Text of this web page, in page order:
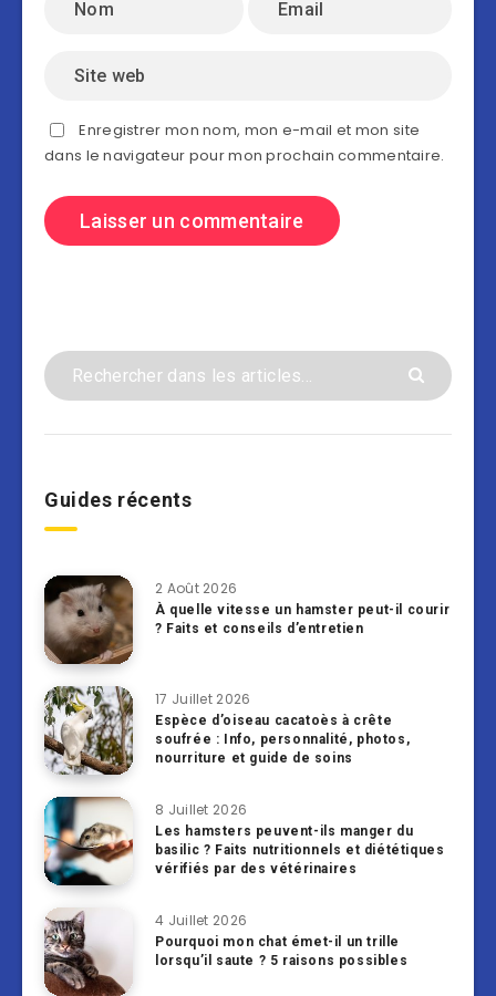
Enregistrer mon nom, mon e-mail et mon site
dans le navigateur pour mon prochain commentaire.
Guides récents
2 Août 2026
À quelle vitesse un hamster peut-il courir
? Faits et conseils d’entretien
17 Juillet 2026
Espèce d’oiseau cacatoès à crête
soufrée : Info, personnalité, photos,
nourriture et guide de soins
8 Juillet 2026
Les hamsters peuvent-ils manger du
basilic ? Faits nutritionnels et diététiques
vérifiés par des vétérinaires
4 Juillet 2026
Pourquoi mon chat émet-il un trille
lorsqu’il saute ? 5 raisons possibles